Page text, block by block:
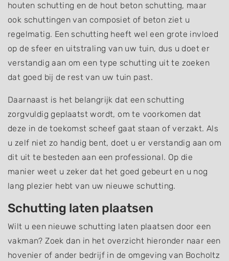
houten schutting en de hout beton schutting, maar
ook schuttingen van composiet of beton ziet u
regelmatig. Een schutting heeft wel een grote invloed
op de sfeer en uitstraling van uw tuin, dus u doet er
verstandig aan om een type schutting uit te zoeken
dat goed bij de rest van uw tuin past.
Daarnaast is het belangrijk dat een schutting
zorgvuldig geplaatst wordt, om te voorkomen dat
deze in de toekomst scheef gaat staan of verzakt. Als
u zelf niet zo handig bent, doet u er verstandig aan om
dit uit te besteden aan een professional. Op die
manier weet u zeker dat het goed gebeurt en u nog
lang plezier hebt van uw nieuwe schutting.
Schutting laten plaatsen
Wilt u een nieuwe schutting laten plaatsen door een
vakman? Zoek dan in het overzicht hieronder naar een
hovenier of ander bedrijf in de omgeving van Bocholtz